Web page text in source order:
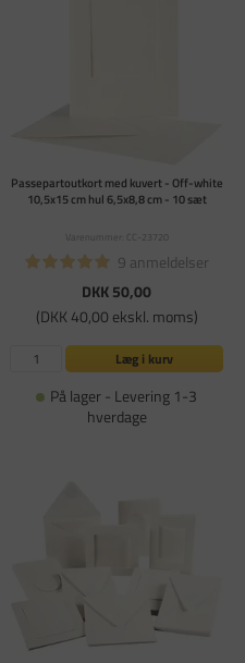
Passepartoutkort med kuvert - Off-white
10,5x15 cm hul 6,5x8,8 cm - 10 sæt
Varenummer: CC-23720
9 anmeldelser
DKK 50,00
(DKK 40,00 ekskl. moms)
Læg i kurv
På lager - Levering 1-3
hverdage